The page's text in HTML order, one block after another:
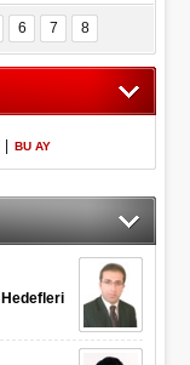
milletvekilinin
listesi
6 7 8
BU AY
Hedefleri